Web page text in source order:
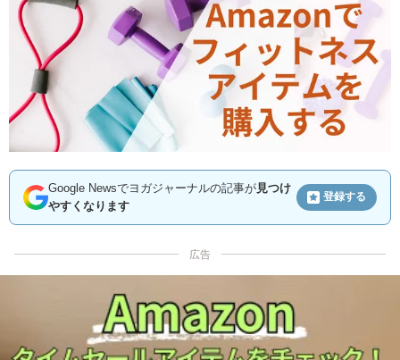
Google Newsでヨガジャーナルの記事が見つけ
やすくなります
登録する
広告